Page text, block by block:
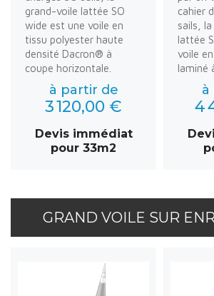
grand-voile lattée SO
wide est une voile en
tissu polyester haute
densité Dacron® à
coupe horizontale.
à partir de
3 120,00 €
Devis immédiat
pour 33m2
cahier
sails,
lattée
voile
laminé
à
4
GRAND VOILE SUR